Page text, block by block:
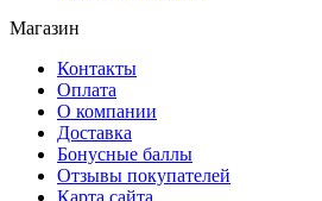
Магазин
Контакты
Оплата
О компании
Доставка
Бонусные баллы
Отзывы покупателей